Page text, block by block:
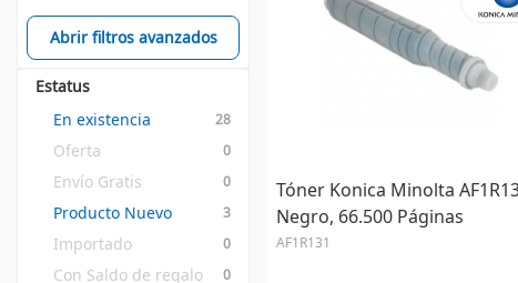
Abrir filtros avanzados
Estatus
En existencia
28
Oferta 0
Envío Gratis 0
Producto Nuevo 3
Importado 0
Con Saldo de regalo 0
Tóner Konica Minolta
Negro, 66.500 Páginas
AF1R131